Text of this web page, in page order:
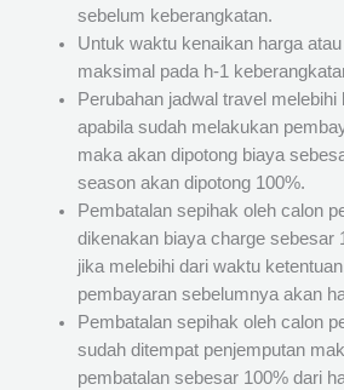
sebelum keberangkatan.
Untuk waktu kenaikan harga
maksimal pada h-1
Perubahan jadwal travel melebihi
apabila sudah melakukan
maka akan dipotong biaya
season akan dipotong 100%.
Pembatalan sepihak oleh calon
dikenakan biaya charge sebesar
jika melebihi dari waktu
pembayaran sebelumnya akan
Pembatalan sepihak oleh calon
sudah ditempat penjemputan
pembatalan sebesar 100% dari